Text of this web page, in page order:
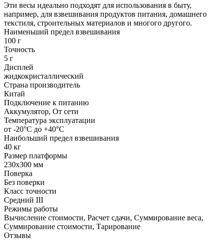
Эти весы идеально подходят для использования в быту,
например, для взвешивания продуктов питания, домашнего
текстиля, строительных материалов и многого другого.
Наименьший предел взвешивания
100 г
Точность
5 г
Дисплей
жидкокристаллический
Страна производитель
Китай
Подключение к питанию
Аккумулятор, От сети
Температура эксплуатации
от -20°С до +40°C
Наибольший предел взвешивания
40 кг
Размер платформы
230х300 мм
Поверка
Без поверки
Класс точности
Средний III
Режимы работы
Вычисление стоимости, Расчет сдачи, Суммирование веса,
Суммирование стоимости, Тарирование
Отзывы